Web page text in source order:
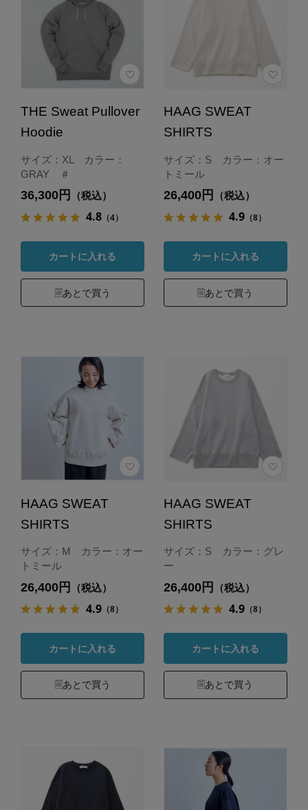
THE Sweat Pullover
Hoodie
サイズ：XL カラー：
GRAY ＃
36,300円 （税込）
4.8（4）
カートに入れる
あとで買う
HAAG SWEAT
SHIRTS
サイズ：S カラー：オー
トミール
26,400円 （税込）
4.9（8）
カートに入れる
あとで買う
HAAG SWEAT
SHIRTS
サイズ：M カラー：オー
トミール
26,400円 （税込）
4.9（8）
カートに入れる
あとで買う
HAAG SWEAT
SHIRTS
サイズ：S カラー：グレ
ー
26,400円 （税込）
4.9（8）
カートに入れる
あとで買う